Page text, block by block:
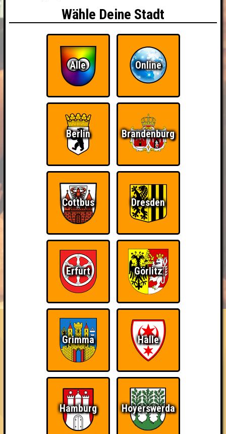
HIGHSCORE RESERVIERUNG
FAQ ÜBER UNS
Teil der Oberschicht
Belege den 3. Platz
~ Noch nicht erreicht ~
Wähle Deine Stadt
Alle Online
Berlin Brandenburg
Cottbus Dresden
Erfurt Görlitz
Grimma Halle
Hamburg Hoyerswerda